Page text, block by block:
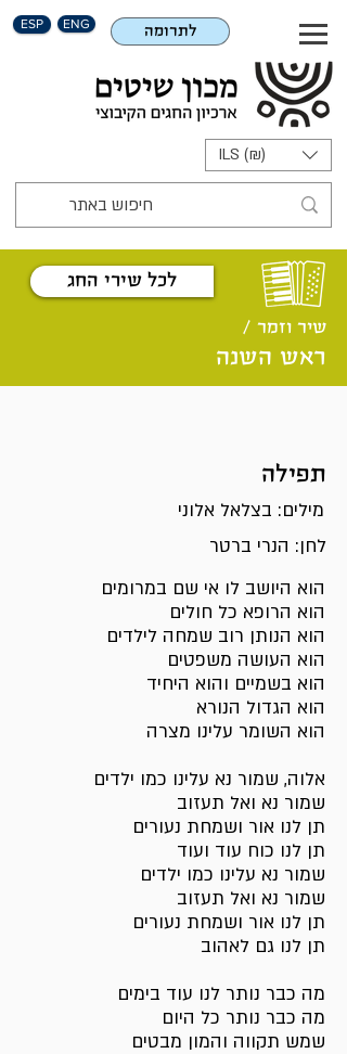
ESP ENG לתרומה
ILS (₪)
לכל שירי החג
שיר וזמר /
ראש השנה
תפילה
מילים: בצלאל אלוני
לחן: הנרי ברטר
הוא היושב לו אי שם במרומים
הוא הרופא כל חולים
הוא הנותן רוב שמחה לילדים
הוא העושה משפטים
הוא בשמיים והוא היחיד
הוא הגדול הנורא
הוא השומר עלינו מצרה
אלוה, שמור נא עלינו כמו ילדים
שמור נא ואל תעזוב
תן לנו אור ושמחת נעורים
תן לנו כוח עוד ועוד
שמור נא עלינו כמו ילדים
שמור נא ואל תעזוב
תן לנו אור ושמחת נעורים
תן לנו גם לאהוב
מה כבר נותר לנו עוד בימים
מה כבר נותר כל היום
שמש תקווה והמון מבטים